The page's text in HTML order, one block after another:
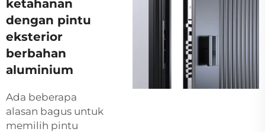
ketahanan
dengan pintu
eksterior
berbahan
aluminium
Ada beberapa
alasan bagus untuk
memilih pintu